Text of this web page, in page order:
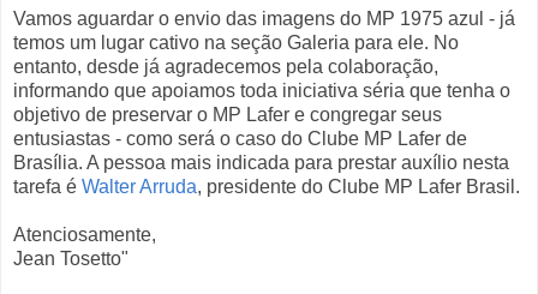
Vamos aguardar o envio das imagens do MP 1975 azul - já
temos um lugar cativo na seção Galeria para ele. No
entanto, desde já agradecemos pela colaboração,
informando que apoiamos toda iniciativa séria que tenha o
objetivo de preservar o MP Lafer e congregar seus
entusiastas - como será o caso do Clube MP Lafer de
Brasília. A pessoa mais indicada para prestar auxílio nesta
tarefa é Walter Arruda, presidente do Clube MP Lafer Brasil.
Atenciosamente,
Jean Tosetto"